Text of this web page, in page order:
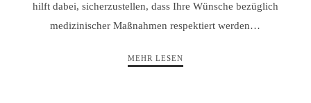
hilft dabei, sicherzustellen, dass Ihre Wünsche bezüglich
medizinischer Maßnahmen respektiert werden…
MEHR LESEN